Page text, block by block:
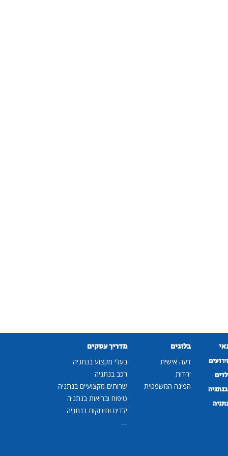
בלוגים
דעה אישית
יהדות
הפינה המשפטית
מדריך עסקים
בעלי מקצוע בנתניה
רכב בנתניה
שרותים מקצועיים בנתניה
טיפוח ובריאות בנתניה
ילדים ותינוקות בנתניה